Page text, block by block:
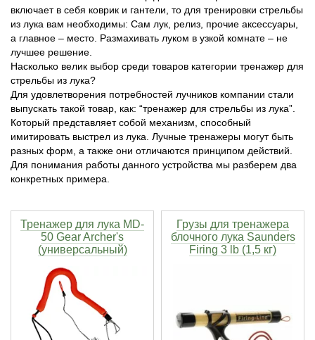
включает в себя коврик и гантели, то для тренировки стрельбы
из лука вам необходимы: Сам лук, релиз, прочие аксессуары,
а главное – место. Размахивать луком в узкой комнате – не
лучшее решение.
Насколько велик выбор среди товаров категории тренажер для
стрельбы из лука?
Для удовлетворения потребностей лучников компании стали
выпускать такой товар, как: “тренажер для стрельбы из лука”.
Который представляет собой механизм, способный
имитировать выстрел из лука. Лучные тренажеры могут быть
разных форм, а также они отличаются принципом действий.
Для понимания работы данного устройства мы разберем два
конкретных примера.
Тренажер для лука MD-
50 Gear Archer's
(универсальный)
Грузы для тренажера
блочного лука Saunders
Firing 3 lb (1,5 кг)
Тетивы и тросы для арбалетов
Натяжители для арбалетов
Подставки для лука
Ремни и петли
Тетива для лука, нити
Рукоятки для лука
Плечи для лука
Краги для стрельбы
Напальчники для классических луков
Перчатки для традиционных луков
Инсерты для арбалетных стрел
Инсерты для лучных стрел
Стрелы для арбалета
Стрелы для лука
Выниматели для стрел
Тычковые ножи
Непальские кукри
Ножи тактические
Ножи танто
Топоры
Ножи известных брендов
Мультитулы
Метательные ножи
Механические точилки для ножей
Паста для полировки ножей